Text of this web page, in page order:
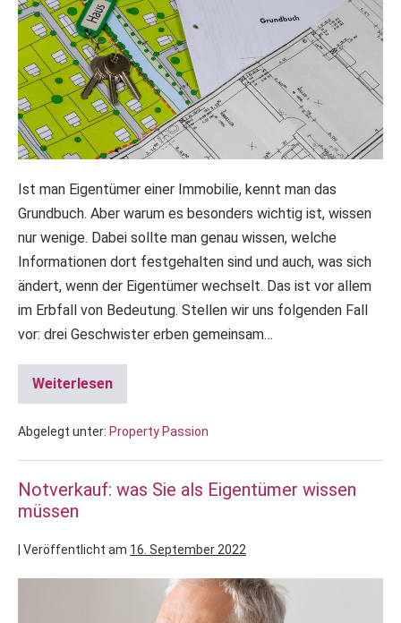
Ist man Eigentümer einer Immobilie, kennt man das
Grundbuch. Aber warum es besonders wichtig ist, wissen
nur wenige. Dabei sollte man genau wissen, welche
Informationen dort festgehalten sind und auch, was sich
ändert, wenn der Eigentümer wechselt. Das ist vor allem
im Erbfall von Bedeutung. Stellen wir uns folgenden Fall
vor: drei Geschwister erben gemeinsam…
Weiterlesen
Abgelegt unter: Property Passion
Notverkauf: was Sie als Eigentümer wissen
müssen
Veröffentlicht am 16. September 2022